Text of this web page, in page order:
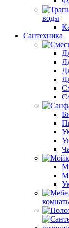
воды
Сантехника